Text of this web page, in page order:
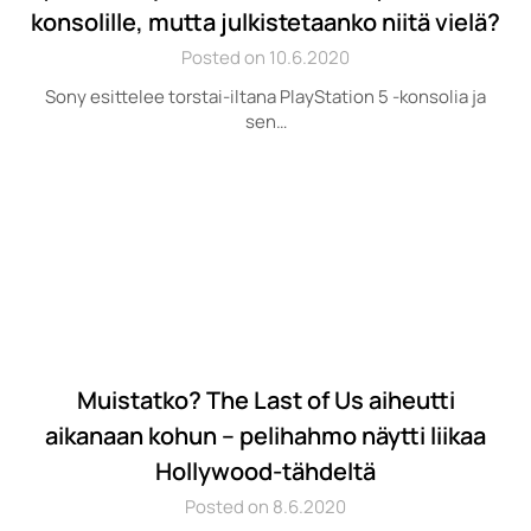
konsolille, mutta julkistetaanko niitä vielä?
Posted on 10.6.2020
Sony esittelee torstai-iltana PlayStation 5 -konsolia ja
sen…
Muistatko? The Last of Us aiheutti
aikanaan kohun – pelihahmo näytti liikaa
Hollywood-tähdeltä
Posted on 8.6.2020